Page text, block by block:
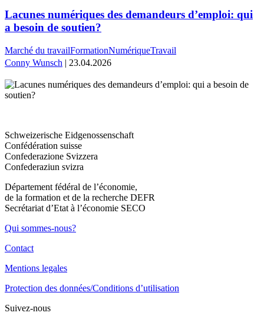
Lacunes numériques des demandeurs d’emploi: qui
a besoin de soutien?
Marché du travailFormationNumériqueTravail
Conny Wunsch | 23.04.2026
Schweizerische Eidgenossenschaft
Confédération suisse
Confederazione Svizzera
Confederaziun svizra
Département fédéral de l’économie,
de la formation et de la recherche DEFR
Secrétariat d’Etat à l’économie SECO
Qui sommes-nous?
Contact
Mentions legales
Protection des données/Conditions d’utilisation
Suivez-nous